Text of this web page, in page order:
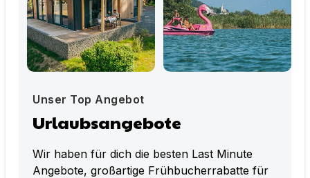
Unser Top Angebot
Urlaubsangebote
Wir haben für dich die besten Last Minute
Angebote, großartige Frühbucherrabatte für